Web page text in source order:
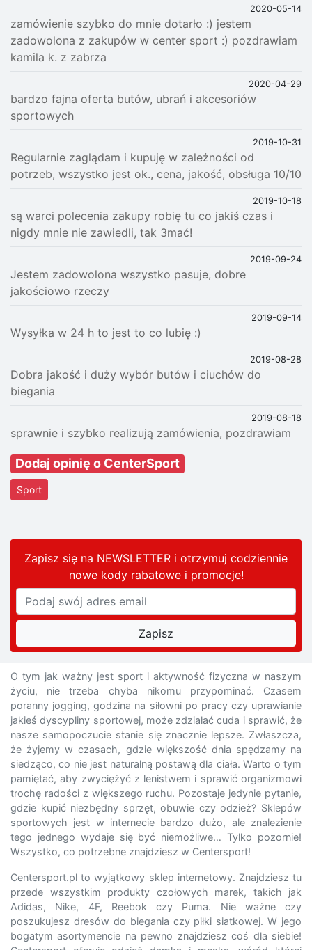
2020-05-14
zamówienie szybko do mnie dotarło :) jestem
zadowolona z zakupów w center sport :) pozdrawiam
kamila k. z zabrza
2020-04-29
bardzo fajna oferta butów, ubrań i akcesoriów
sportowych
2019-10-31
Regularnie zaglądam i kupuję w zależności od
potrzeb, wszystko jest ok., cena, jakość, obsługa 10/10
2019-10-18
są warci polecenia zakupy robię tu co jakiś czas i
nigdy mnie nie zawiedli, tak 3mać!
2019-09-24
Jestem zadowolona wszystko pasuje, dobre
jakościowo rzeczy
2019-09-14
Wysyłka w 24 h to jest to co lubię :)
2019-08-28
Dobra jakość i duży wybór butów i ciuchów do
biegania
2019-08-18
sprawnie i szybko realizują zamówienia, pozdrawiam
Dodaj opinię o CenterSport
Sport
Zapisz się na NEWSLETTER i otrzymuj codziennie
nowe kody rabatowei promocje!
O tym jak ważny jest sport i aktywność fizyczna w naszym
życiu, nie trzeba chyba nikomu przypominać. Czasem
poranny jogging, godzina na siłowni po pracy czy uprawianie
jakieś dyscypliny sportowej, może zdziałać cuda i sprawić, że
nasze samopoczucie stanie się znacznie lepsze. Zwłaszcza,
że żyjemy w czasach, gdzie większość dnia spędzamy na
siedząco, co nie jest naturalną postawą dla ciała. Warto o tym
pamiętać, aby zwyciężyć z lenistwem i sprawić organizmowi
trochę radości z większego ruchu. Pozostaje jedynie pytanie,
gdzie kupić niezbędny sprzęt, obuwie czy odzież? Sklepów
sportowych jest w internecie bardzo dużo, ale znalezienie
tego jednego wydaje się być niemożliwe… Tylko pozornie!
Wszystko, co potrzebne znajdziesz w Centersport!
Centersport.pl to wyjątkowy sklep internetowy. Znajdziesz tu
przede wszystkim produkty czołowych marek, takich jak
Adidas, Nike, 4F, Reebok czy Puma. Nie ważne czy
poszukujesz dresów do biegania czy piłki siatkowej. W jego
bogatym asortymencie na pewno znajdziesz coś dla siebie!